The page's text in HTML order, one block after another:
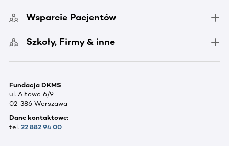
Wsparcie Pacjentów
Szkoły, Firmy & inne
Fundacja DKMS
ul. Altowa 6/9
02-386 Warszawa
Dane kontaktowe:
tel. 22 882 94 00